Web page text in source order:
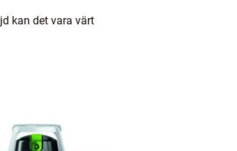
kan det vara värt